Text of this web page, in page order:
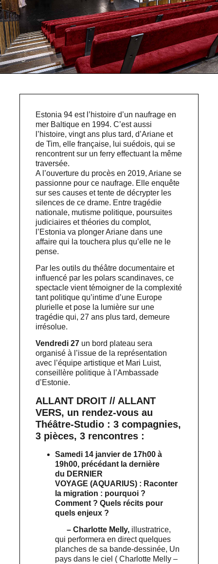
Estonia 94 est l’histoire d’un naufrage en
mer Baltique en 1994. C’est aussi
l’histoire, vingt ans plus tard, d’Ariane et
de Tim, elle française, lui suédois, qui se
rencontrent sur un ferry effectuant la même
traversée.
A l’ouverture du procès en 2019, Ariane se
passionne pour ce naufrage. Elle enquête
sur ses causes et tente de décrypter les
silences de ce drame. Entre tragédie
nationale, mutisme politique, poursuites
judiciaires et théories du complot,
l’Estonia va plonger Ariane dans une
affaire qui la touchera plus qu’elle ne le
pense.​
Par les outils du théâtre documentaire et
influencé par les polars scandinaves, ce
spectacle vient témoigner de la complexité
tant politique qu’intime d’une Europe
plurielle et pose la lumière sur une
tragédie qui, 27 ans plus tard, demeure
irrésolue.
Vendredi 27 un bord plateau sera
organisé à l’issue de la représentation
avec l’équipe artistique et Mari Luist,
conseillère politique à l’Ambassade
d’Estonie.
ALLANT DROIT // ALLANT
VERS, un rendez-vous au
Théâtre-Studio : 3 compagnies,
3 pièces, 3 rencontres :
Samedi 14 janvier de 17h00 à
19h00, précédant la dernière
du DERNIER
VOYAGE (AQUARIUS) : Raconter
la migration : pourquoi ?
Comment ? Quels récits pour
quels enjeux ?
– Charlotte Melly, illustratrice,
qui performera en direct quelques
planches de sa bande-dessinée, Un
pays dans le ciel ( Charlotte Melly –